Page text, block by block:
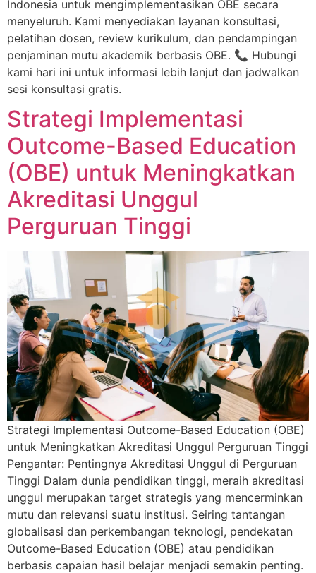
Indonesia untuk mengimplementasikan OBE secara
menyeluruh. Kami menyediakan layanan konsultasi,
pelatihan dosen, review kurikulum, dan pendampingan
penjaminan mutu akademik berbasis OBE. 📞 Hubungi
kami hari ini untuk informasi lebih lanjut dan jadwalkan
sesi konsultasi gratis.
Strategi Implementasi
Outcome-Based Education
(OBE) untuk Meningkatkan
Akreditasi Unggul
Perguruan Tinggi
Strategi Implementasi Outcome-Based Education (OBE)
untuk Meningkatkan Akreditasi Unggul Perguruan Tinggi
Pengantar: Pentingnya Akreditasi Unggul di Perguruan
Tinggi Dalam dunia pendidikan tinggi, meraih akreditasi
unggul merupakan target strategis yang mencerminkan
mutu dan relevansi suatu institusi. Seiring tantangan
globalisasi dan perkembangan teknologi, pendekatan
Outcome-Based Education (OBE) atau pendidikan
berbasis capaian hasil belajar menjadi semakin penting.